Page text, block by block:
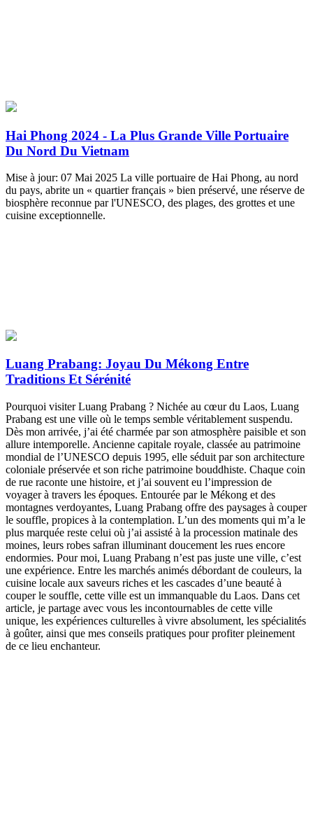
Hai Phong 2024 - La Plus Grande Ville Portuaire
Du Nord Du Vietnam
Mise à jour: 07 Mai 2025 La ville portuaire de Hai Phong, au nord
du pays, abrite un « quartier français » bien préservé, une réserve de
biosphère reconnue par l'UNESCO, des plages, des grottes et une
cuisine exceptionnelle.
Luang Prabang: Joyau Du Mékong Entre
Traditions Et Sérénité
Pourquoi visiter Luang Prabang ? Nichée au cœur du Laos, Luang
Prabang est une ville où le temps semble véritablement suspendu.
Dès mon arrivée, j’ai été charmée par son atmosphère paisible et son
allure intemporelle. Ancienne capitale royale, classée au patrimoine
mondial de l’UNESCO depuis 1995, elle séduit par son architecture
coloniale préservée et son riche patrimoine bouddhiste. Chaque coin
de rue raconte une histoire, et j’ai souvent eu l’impression de
voyager à travers les époques. Entourée par le Mékong et des
montagnes verdoyantes, Luang Prabang offre des paysages à couper
le souffle, propices à la contemplation. L’un des moments qui m’a le
plus marquée reste celui où j’ai assisté à la procession matinale des
moines, leurs robes safran illuminant doucement les rues encore
endormies. Pour moi, Luang Prabang n’est pas juste une ville, c’est
une expérience. Entre les marchés animés débordant de couleurs, la
cuisine locale aux saveurs riches et les cascades d’une beauté à
couper le souffle, cette ville est un immanquable du Laos. Dans cet
article, je partage avec vous les incontournables de cette ville
unique, les expériences culturelles à vivre absolument, les spécialités
à goûter, ainsi que mes conseils pratiques pour profiter pleinement
de ce lieu enchanteur.